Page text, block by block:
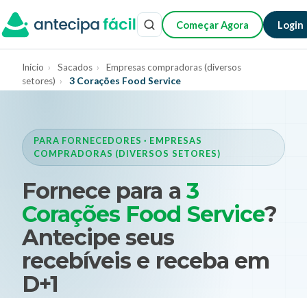
Começar Agora Login
Início › Sacados ›
Empresas compradoras (diversos
setores) › 3 Corações Food Service
PARA FORNECEDORES · EMPRESAS
COMPRADORAS (DIVERSOS SETORES)
Fornece para a 3
Corações Food Service?
Antecipe seus
recebíveis e receba em
D+1